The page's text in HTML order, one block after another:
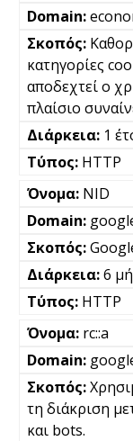
κατηγορίες
αποδεχτεί ο
πλαίσιο
1
HTTP
NID
6
HTTP
rc::a
τη διάκριση
και bots.